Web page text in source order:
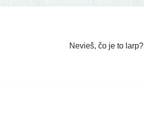
Nevieš, čo je to larp?